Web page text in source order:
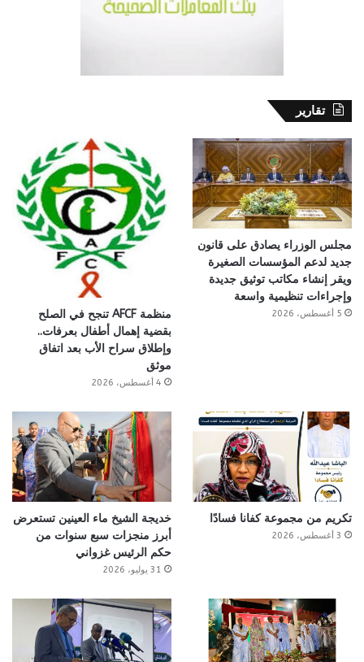
تقارير
مجلس الوزراء يصادق على قانون
جديد لدعم المؤسسات الصغيرة
ويقر إنشاء مكاتب توثيق جديدة
وإجراءات تنظيمية واسعة
5 أغسطس، 2026
منظمة AFCF تنجح في الصلح
بقضية إهمال أطفال بعرفات..
وإطلاق سراح الأب بعد اتفاق
موثق
4 أغسطس، 2026
تكريم من مجموعة كفانا فسادًا
3 أغسطس، 2026
خديجة الشيخ ماء العينين تستعرض
أبرز منجزات سبع سنوات من
حكم الرئيس غزواني
31 يوليو، 2026